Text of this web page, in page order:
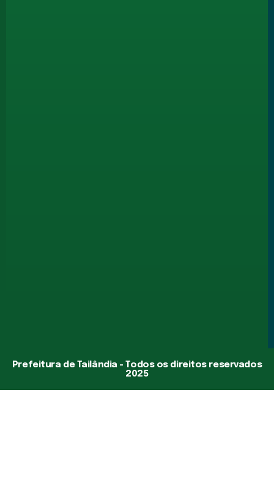
Prefeitura de Tailândia - Todos os direitos reservados
2025